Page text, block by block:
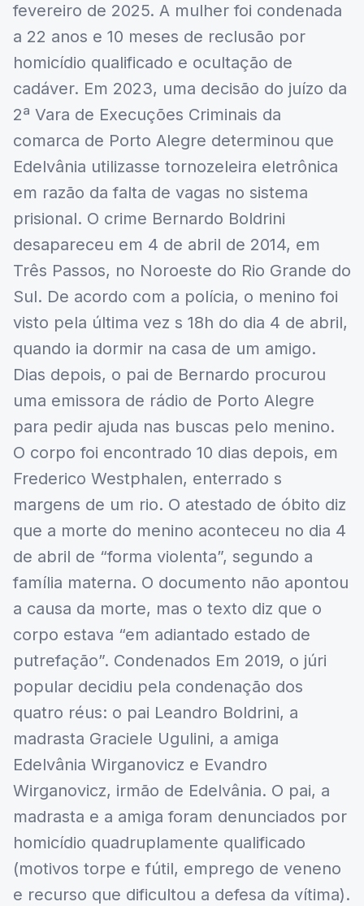
fevereiro de 2025. A mulher foi condenada
a 22 anos e 10 meses de reclusão por
homicídio qualificado e ocultação de
cadáver. Em 2023, uma decisão do juízo da
2ª Vara de Execuções Criminais da
comarca de Porto Alegre determinou que
Edelvânia utilizasse tornozeleira eletrônica
em razão da falta de vagas no sistema
prisional. O crime Bernardo Boldrini
desapareceu em 4 de abril de 2014, em
Três Passos, no Noroeste do Rio Grande do
Sul. De acordo com a polícia, o menino foi
visto pela última vez s 18h do dia 4 de abril,
quando ia dormir na casa de um amigo.
Dias depois, o pai de Bernardo procurou
uma emissora de rádio de Porto Alegre
para pedir ajuda nas buscas pelo menino.
O corpo foi encontrado 10 dias depois, em
Frederico Westphalen, enterrado s
margens de um rio. O atestado de óbito diz
que a morte do menino aconteceu no dia 4
de abril de “forma violenta”, segundo a
família materna. O documento não apontou
a causa da morte, mas o texto diz que o
corpo estava “em adiantado estado de
putrefação”. Condenados Em 2019, o júri
popular decidiu pela condenação dos
quatro réus: o pai Leandro Boldrini, a
madrasta Graciele Ugulini, a amiga
Edelvânia Wirganovicz e Evandro
Wirganovicz, irmão de Edelvânia. O pai, a
madrasta e a amiga foram denunciados por
homicídio quadruplamente qualificado
(motivos torpe e fútil, emprego de veneno
e recurso que dificultou a defesa da vítima).